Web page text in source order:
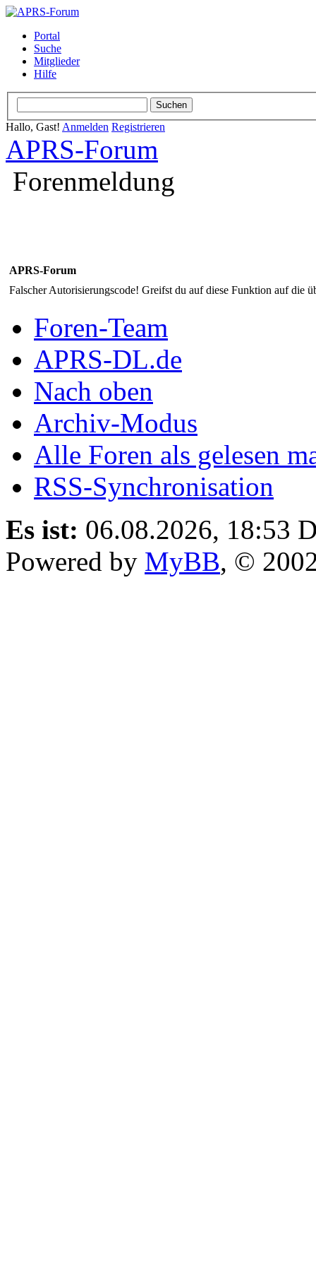
Portal
Suche
Mitglieder
Hilfe
Hallo, Gast! Anmelden Registrieren
APRS-Forum
Forenmeldung
APRS-Forum
Falscher Autorisierungscode! Greifst du auf diese Funktion auf die
Foren-Team
APRS-DL.de
Nach oben
Archiv-Modus
Alle Foren als gelesen
RSS-Synchronisation
Es ist: 06.08.2026, 18:53
Powered by MyBB, ©